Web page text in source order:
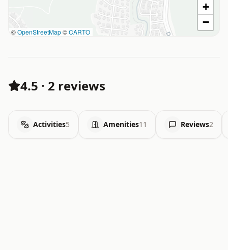
©OpenStreetMap©CARTO
+
−
4.5 · 2 reviews
Activities5 Amenities11 Reviews2